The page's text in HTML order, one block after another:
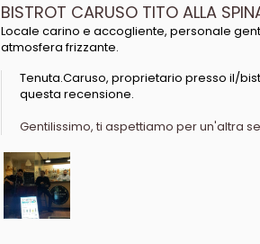
BISTROT CARUSO TITO ALLA
Locale carino e accogliente, personale
atmosfera frizzante.
Tenuta.Caruso, proprietario presso il/
questa recensione.
Gentilissimo, ti aspettiamo per un'altra